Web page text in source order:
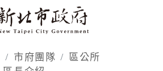
市府團隊
區公所